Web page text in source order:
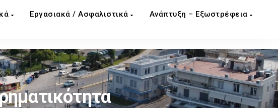
Εργασιακά / Ασφαλιστικά Ανάπτυξη – Εξωστρέφεια